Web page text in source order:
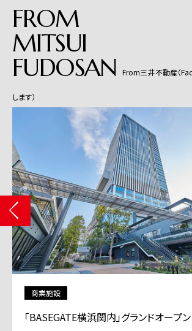
FROM
MITSUI
FUDOSAN From三井不動産（
します）
商業施設
「BASEGATE横浜関内」グランドオープン